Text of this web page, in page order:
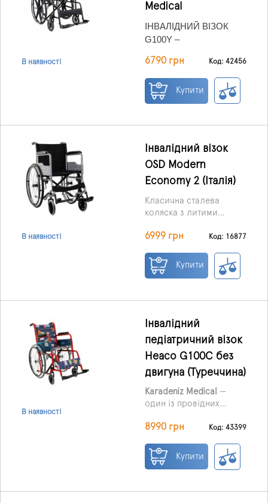
В наявності
Medical
ІНВАЛІДНИЙ ВІЗОК
G100Y –
САМОСТІЙНОГО
ПЕРЕСУВАННЯ І
ТРАНСПОРТУВАННЯ
ЛЮДЕЙ З
Властивості:
- новий дизайн;
- зручна та компактна,
для транспортування у
наприклад: у багажнику
автомобіля;
висоті підніжки та
комфортні підлокітники.
6790 грн Код: 42456
Купити
В наявності
Інвалідний візок
OSD Modern
Economy 2 (Італія)
Класична сталева
коляска з литими
придатна для
приміщенні та на вулиці.
6999 грн Код: 16877
Купити
В наявності
Інвалідний
педіатричний візок
Heaco G100C без
двигуна (Туреччина)
Karadeniz Medical
—
один із провідних
реабілітаційного
асортименті
представлені різні типи
8990 грн Код: 43399
Купити